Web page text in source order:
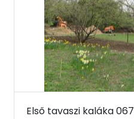
Első tavaszi kaláka 067